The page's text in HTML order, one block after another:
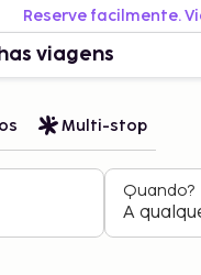
Reserve facilmente.
viagens
Multi-stop
Quando?
A